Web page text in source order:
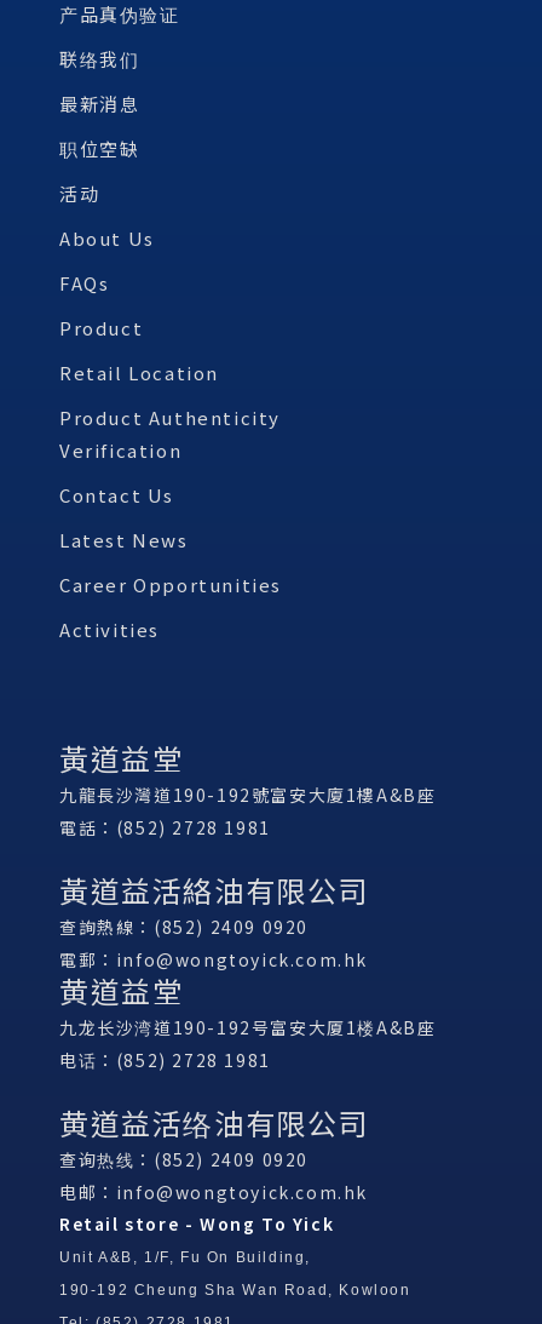
产品真伪验证
联络我们
最新消息
职位空缺
活动
About Us
FAQs
Product
Retail Location
Product Authenticity
Verification
Contact Us
Latest News
Career Opportunities
Activities
黃道益堂
九龍長沙灣道190-192號富安大廈1樓A&B座
電話：(852) 2728 1981
黃道益活絡油有限公司
查詢熱線：(852) 2409 0920
電郵： info@wongtoyick.com.hk
黄道益堂
九龙长沙湾道190-192号富安大厦1楼A&B座
电话：(852) 2728 1981
黄道益活络油有限公司
查询热线：(852) 2409 0920
电邮： info@wongtoyick.com.hk
Retail store - Wong To Yick
Unit A&B, 1/F, Fu On Building,
190-192 Cheung Sha Wan Road, Kowloon